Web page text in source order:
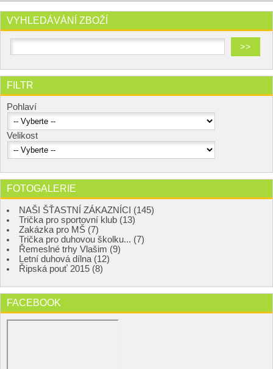
VYHLEDÁVÁNÍ ZBOŽÍ
FILTR
Pohlaví
Velikost
FOTOGALERIE
NAŠI ŠŤASTNÍ ZÁKAZNÍCI (145)
Trička pro sportovní klub (13)
Zakázka pro MŠ (7)
Trička pro duhovou školku... (7)
Řemeslné trhy Vlašim (9)
Letní duhová dílna (12)
Řipská pouť 2015 (8)
FACEBOOK